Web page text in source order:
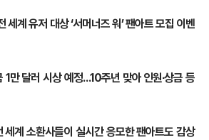
계 유저 대상 ‘서머너즈 워’ 팬아트 모집 이벤
만 달러 시상 예정…10주년 맞아 인원∙상금 등
세계 소환사들이 실시간 응모한 팬아트도 감상